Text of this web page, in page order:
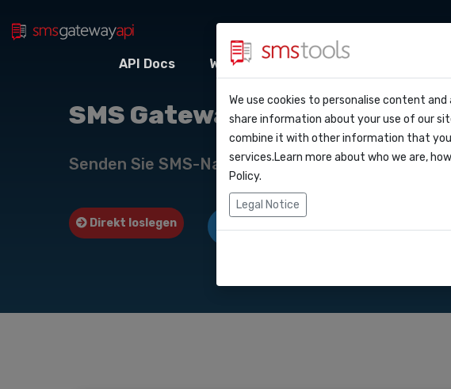
API Docs Webhooks Integrationen
API Docs
Zapier
Blog
Service level agreement
(sla)
Angebot anfordern
SMS Gateway API nach
Senden Sie SMS-Nachrichten über unsere SMS
Direkt loslegen Angebot anfordern
We use cookies to personalise content
share information about your use of our
combine it with other information that
services.Learn more about who we are,
Policy.
Legal Notice